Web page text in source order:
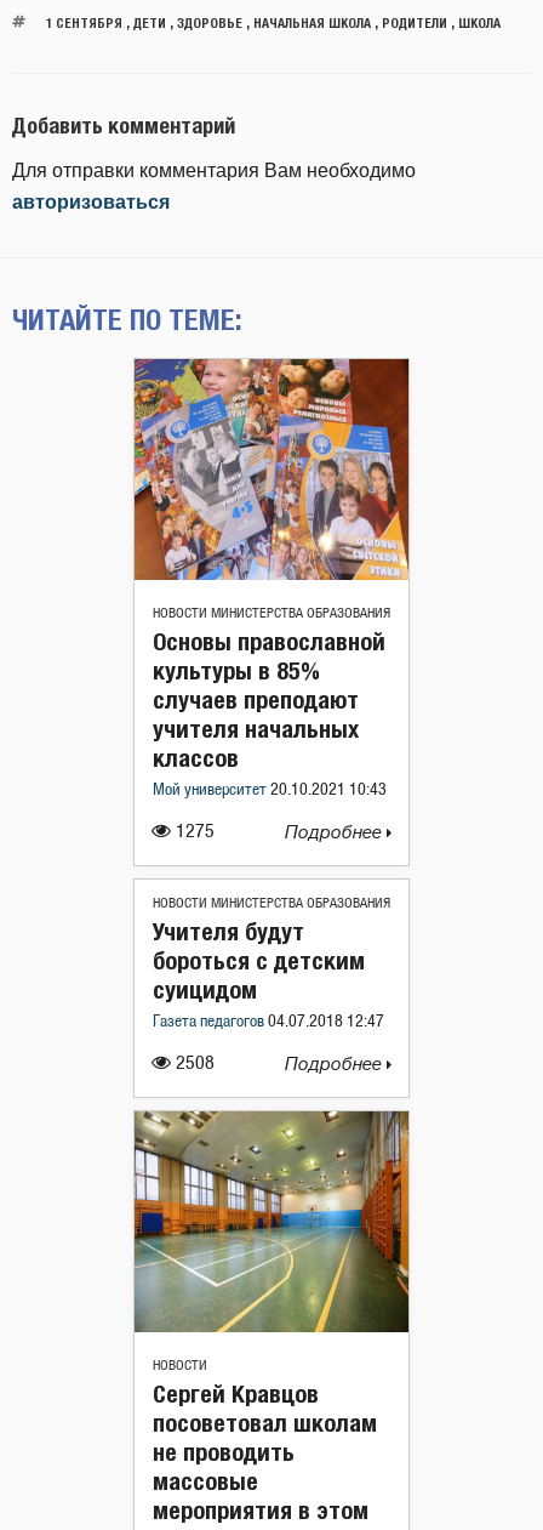
1 СЕНТЯБРЯ , ДЕТИ , ЗДОРОВЬЕ, НАЧАЛЬНАЯ ШКОЛА, РОДИТЕЛИ , ШКОЛА
Добавить комментарий
Для отправки комментария Вам необходимо
авторизоваться
ЧИТАЙТЕ ПО ТЕМЕ:
НОВОСТИ МИНИСТЕРСТВА ОБРАЗОВАНИЯ
1275
Основы православной
культуры в 85%
случаев преподают
учителя начальных
классов
Мой университет 20.10.2021 10:43
Подробнее
НОВОСТИ МИНИСТЕРСТВА ОБРАЗОВАНИЯ
2508
Учителя будут
бороться с детским
суицидом
Газета педагогов 04.07.2018 12:47
Подробнее
НОВОСТИ
Сергей Кравцов
посоветовал школам
не проводить
массовые
мероприятия в этом